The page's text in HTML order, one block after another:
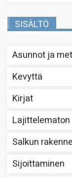
SISÄLTÖ
Asunnot ja
Kevyttä
Kirjat
Lajittelematon
Salkun rakenne
Sijoittaminen